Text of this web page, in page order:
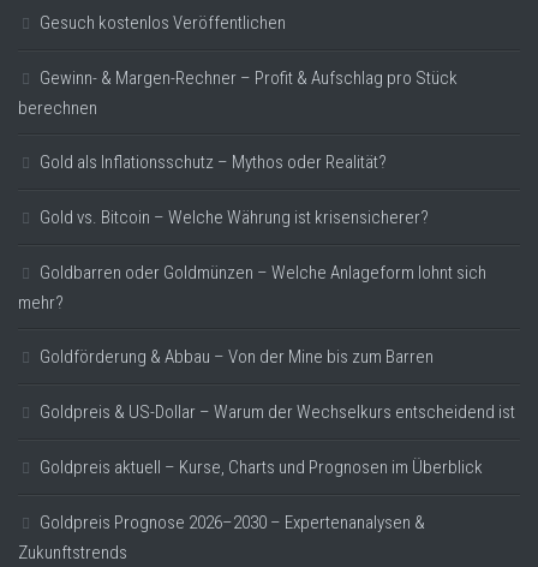
Gesuch kostenlos Veröffentlichen
Gewinn- & Margen-Rechner – Profit & Aufschlag pro Stück
berechnen
Gold als Inflationsschutz – Mythos oder Realität?
Gold vs. Bitcoin – Welche Währung ist krisensicherer?
Goldbarren oder Goldmünzen – Welche Anlageform lohnt sich
mehr?
Goldförderung & Abbau – Von der Mine bis zum Barren
Goldpreis & US-Dollar – Warum der Wechselkurs entscheidend ist
Goldpreis aktuell – Kurse, Charts und Prognosen im Überblick
Goldpreis Prognose 2026–2030 – Expertenanalysen &
Zukunftstrends